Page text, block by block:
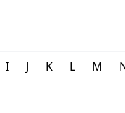
I J K L M